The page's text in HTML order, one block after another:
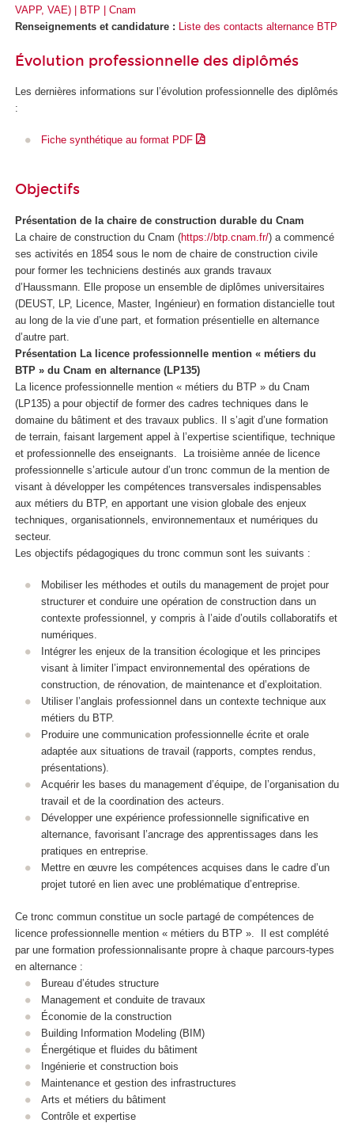
VAPP, VAE) | BTP | Cnam
Renseignements et candidature : Liste des contacts alternance BTP
Évolution professionnelle des diplômés
Les dernières informations sur l’évolution professionnelle des diplômés
:
Fiche synthétique au format PDF
Objectifs
Présentation de la chaire de construction durable du Cnam
La chaire de construction du Cnam (https://btp.cnam.fr/) a commencé
ses activités en 1854 sous le nom de chaire de construction civile
pour former les techniciens destinés aux grands travaux
d’Haussmann. Elle propose un ensemble de diplômes universitaires
(DEUST, LP, Licence, Master, Ingénieur) en formation distancielle tout
au long de la vie d’une part, et formation présentielle en alternance
d’autre part.
Présentation La licence professionnelle mention « métiers du
BTP » du Cnam en alternance (LP135)
La licence professionnelle mention « métiers du BTP » du Cnam
(LP135) a pour objectif de former des cadres techniques dans le
domaine du bâtiment et des travaux publics. Il s’agit d’une formation
de terrain, faisant largement appel à l’expertise scientifique, technique
et professionnelle des enseignants. La troisième année de licence
professionnelle s’articule autour d’un tronc commun de la mention de
visant à développer les compétences transversales indispensables
aux métiers du BTP, en apportant une vision globale des enjeux
techniques, organisationnels, environnementaux et numériques du
secteur.
Les objectifs pédagogiques du tronc commun sont les suivants :
Mobiliser les méthodes et outils du management de projet pour
structurer et conduire une opération de construction dans un
contexte professionnel, y compris à l’aide d’outils collaboratifs et
numériques.
Intégrer les enjeux de la transition écologique et les principes
visant à limiter l’impact environnemental des opérations de
construction, de rénovation, de maintenance et d’exploitation.
Utiliser l’anglais professionnel dans un contexte technique aux
métiers du BTP.
Produire une communication professionnelle écrite et orale
adaptée aux situations de travail (rapports, comptes rendus,
présentations).
Acquérir les bases du management d’équipe, de l’organisation du
travail et de la coordination des acteurs.
Développer une expérience professionnelle significative en
alternance, favorisant l’ancrage des apprentissages dans les
pratiques en entreprise.
Mettre en œuvre les compétences acquises dans le cadre d’un
projet tutoré en lien avec une problématique d’entreprise.
Ce tronc commun constitue un socle partagé de compétences de
licence professionnelle mention « métiers du BTP ». Il est complété
par une formation professionnalisante propre à chaque parcours-types
en alternance :
Bureau d’études structure
Management et conduite de travaux
Économie de la construction
Building Information Modeling (BIM)
Énergétique et fluides du bâtiment
Ingénierie et construction bois
Maintenance et gestion des infrastructures
Arts et métiers du bâtiment
Contrôle et expertise